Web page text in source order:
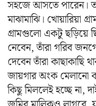
সহজে আসতে পারেন।
মাঝামাঝি। খোয়ারিয়া
গ্রামগুলো একটু ছড়িয়ে
নেবেন, তাঁরা গরিব
দেবেন তাঁরা কাছাকাছি
জায়গার অংক মেলানো
কিছু মিললেই হচ্ছে না,